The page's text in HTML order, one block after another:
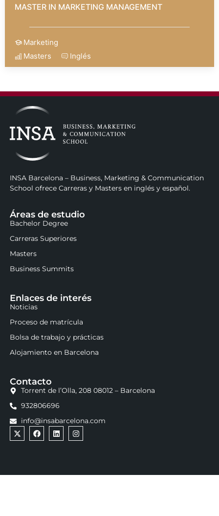
MASTER IN MARKETING MANAGEMENT
Marketing
Masters
Inglés
INSA Barcelona – Business, Marketing & Communication
School ofrece Carreras y Masters en inglés y español.
Áreas de estudio
Bachelor Degree
Carreras Superiores
Masters
Business Summits
Enlaces de interés
Noticias
Proceso de matrícula
Bolsa de trabajo y prácticas
Alojamiento en Barcelona
Contacto
Torrent de l’Olla, 208 08012 – Barcelona
932806696
info@insabarcelona.com